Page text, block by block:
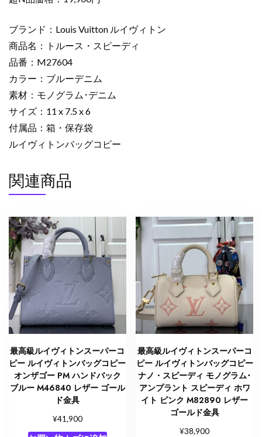
コ
ピ
ー
lv
ト
ル
ー
ス・
ス
ピ
デ
ィ
ル
ー
デ
ニ
ム
M27604
ル
イ
ヴ
ィ
ト
ン
ミ
ブランド：Louis Vuitton ルイヴィトン
商品名：トルース・スピーディ
品番：M27604
カラー：ブルーデニム
素材：モノグラム･デニム
サイズ：11 x 7.5 x 6
付属品：箱・保存袋
ルイヴィトンバッグコピー
関連商品
最高級ルイヴィトンスーパーコ
ピー ルイヴィトンバッグコピー
オンザゴー PM ハンドバック
ブルー M46840 レザー ゴール
ド金具
¥41,900
最高級ルイヴィトンスーパーコ
ピー ルイヴィトンバッグコピー
ナノ・スピーディ モノグラム･
アンプラント スピーディ ホワ
イト ピンク M82890 レザー
ゴールド金具
¥38,900